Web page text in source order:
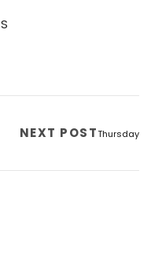
NEXT POSTThursday